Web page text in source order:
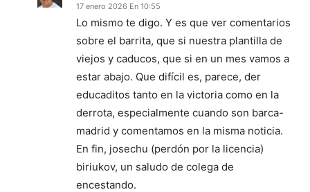
17 enero 2026 En 10:55
Lo mismo te digo. Y es que ver comentarios
sobre el barrita, que si nuestra plantilla de
viejos y caducos, que si en un mes vamos a
estar abajo. Que difícil es, parece, der
educaditos tanto en la victoria como en la
derrota, especialmente cuando son barca-
madrid y comentamos en la misma noticia.
En fin, josechu (perdón por la licencia)
biriukov, un saludo de colega de
encestando.